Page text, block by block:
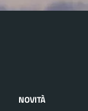
NOVITÀ